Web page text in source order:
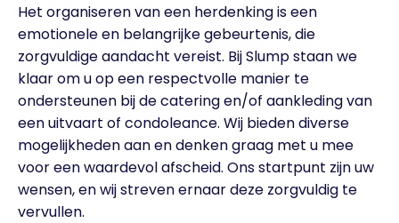
Het organiseren van een herdenking is een
emotionele en belangrijke gebeurtenis, die
zorgvuldige aandacht vereist. Bij Slump staan we
klaar om u op een respectvolle manier te
ondersteunen bij de catering en/of aankleding van
een uitvaart of condoleance. Wij bieden diverse
mogelijkheden aan en denken graag met u mee
voor een waardevol afscheid. Ons startpunt zijn uw
wensen, en wij streven ernaar deze zorgvuldig te
vervullen.